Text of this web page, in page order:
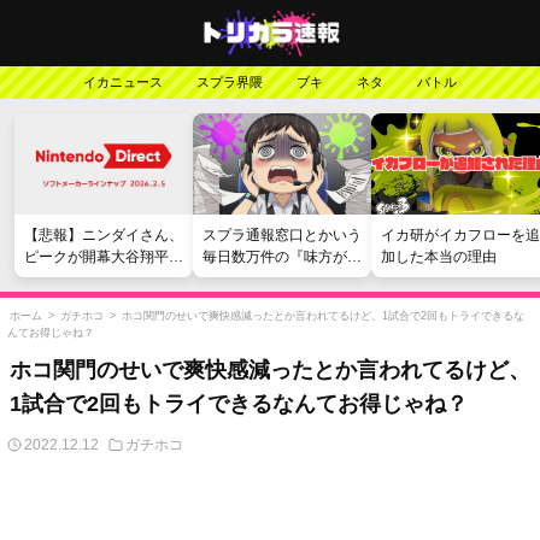
イカニュース スプラ界隈 ブキ ネタ バトル
【悲報】ニンダイさん、
ピークが開幕大谷翔平の
がっかりダイレクトだっ
たと言われてしまう
スプラ通報窓口とかいう
毎日数万件の『味方が弱
い』愚痴を読まされる苦
行
イカ研がイカフローを追
加した本当の理由
ホーム > ガチホコ > ホコ関門のせいで爽快感減ったとか言われてるけど、1試合で2回もトライできるな
んてお得じゃね？
ホコ関門のせいで爽快感減ったとか言われてるけど、
1試合で2回もトライできるなんてお得じゃね？
2022.12.12 ガチホコ